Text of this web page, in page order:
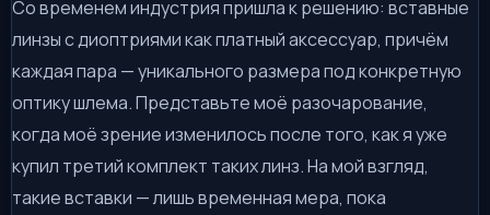
Со временем индустрия пришла к решению: вставные
линзы с диоптриями как платный аксессуар, причём
каждая пара — уникального размера под конкретную
оптику шлема. Представьте моё разочарование,
когда моё зрение изменилось после того, как я уже
купил третий комплект таких линз. На мой взгляд,
такие вставки — лишь временная мера, пока